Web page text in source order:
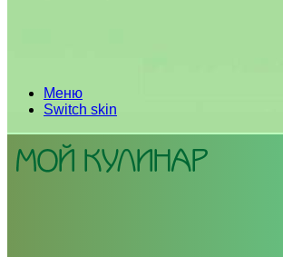
Меню
Switch skin